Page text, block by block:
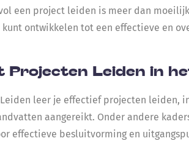
een project leiden is meer dan
ontwikkelen tot een effectieve en
Projecten Leiden in
leer je effectief projecten leiden,
aangereikt. Onder andere
effectieve besluitvorming en